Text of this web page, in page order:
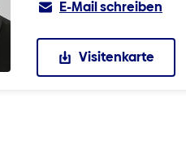
E-Mail schreiben
Visitenkarte